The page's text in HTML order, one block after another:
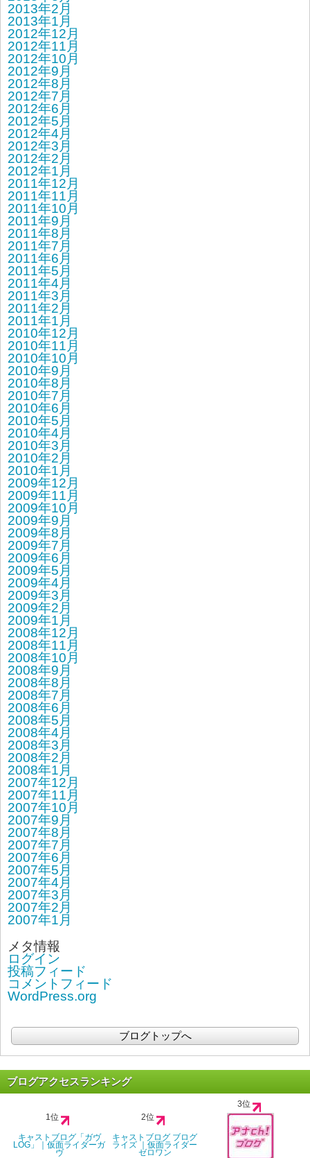
2013年2月
2013年1月
2012年12月
2012年11月
2012年10月
2012年9月
2012年8月
2012年7月
2012年6月
2012年5月
2012年4月
2012年3月
2012年2月
2012年1月
2011年12月
2011年11月
2011年10月
2011年9月
2011年8月
2011年7月
2011年6月
2011年5月
2011年4月
2011年3月
2011年2月
2011年1月
2010年12月
2010年11月
2010年10月
2010年9月
2010年8月
2010年7月
2010年6月
2010年5月
2010年4月
2010年3月
2010年2月
2010年1月
2009年12月
2009年11月
2009年10月
2009年9月
2009年8月
2009年7月
2009年6月
2009年5月
2009年4月
2009年3月
2009年2月
2009年1月
2008年12月
2008年11月
2008年10月
2008年9月
2008年8月
2008年7月
2008年6月
2008年5月
2008年4月
2008年3月
2008年2月
2008年1月
2007年12月
2007年11月
2007年10月
2007年9月
2007年8月
2007年7月
2007年6月
2007年5月
2007年4月
2007年3月
2007年2月
2007年1月
メタ情報
ログイン
投稿フィード
コメントフィード
WordPress.org
ブログトップへ
ブログアクセスランキング
1位
キャストブログ「ガヴ
LOG」｜仮面ライダーガ
ヴ
2位
キャストブログ ブログ
ライズ ｜仮面ライダー
ゼロワン
3位